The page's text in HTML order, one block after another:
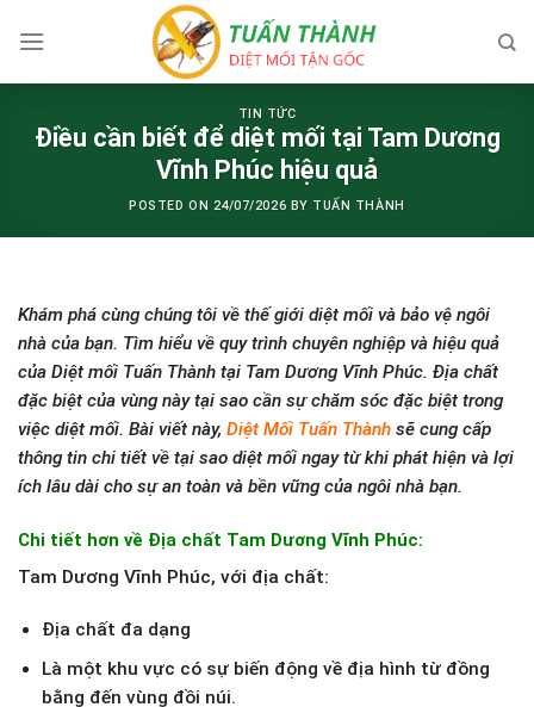
TIN TỨC
Điều cần biết để diệt mối tại Tam Dương
Vĩnh Phúc hiệu quả
POSTED ON 24/07/2026 BY TUẤN THÀNH
Khám phá cùng chúng tôi về thế giới diệt mối và bảo vệ ngôi
nhà của bạn. Tìm hiểu về quy trình chuyên nghiệp và hiệu quả
của Diệt mối Tuấn Thành tại Tam Dương Vĩnh Phúc. Địa chất
đặc biệt của vùng này tại sao cần sự chăm sóc đặc biệt trong
việc diệt mối. Bài viết này, Diệt Mối Tuấn Thành sẽ cung cấp
thông tin chi tiết về tại sao diệt mối ngay từ khi phát hiện và lợi
ích lâu dài cho sự an toàn và bền vững của ngôi nhà bạn.
Chi tiết hơn về Địa chất Tam Dương Vĩnh Phúc:
Tam Dương Vĩnh Phúc, với địa chất:
Địa chất đa dạng
Là một khu vực có sự biến động về địa hình từ đồng
bằng đến vùng đồi núi.